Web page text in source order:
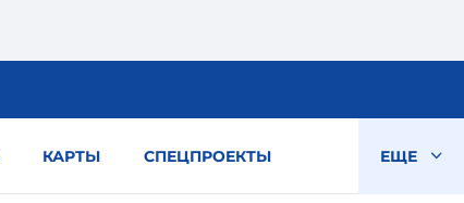
КАРТЫ СПЕЦПРОЕКТЫ ЕЩЕ